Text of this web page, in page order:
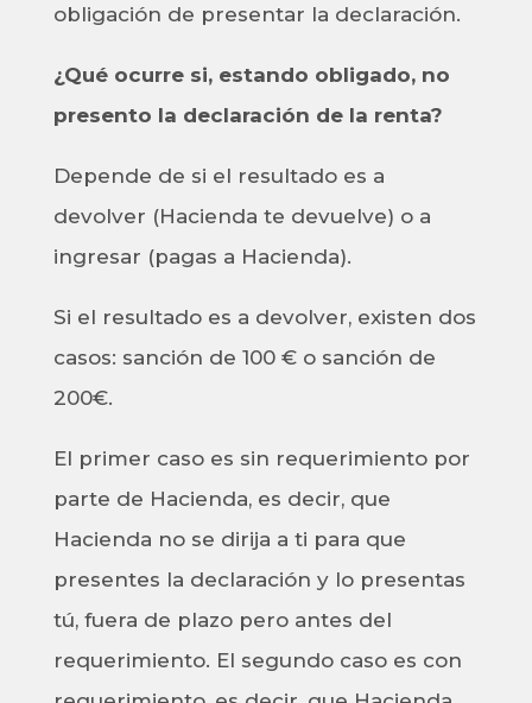
obligación de presentar la declaración.
¿Qué ocurre si, estando obligado, no
presento la declaración de la renta?
Depende de si el resultado es a
devolver (Hacienda te devuelve) o a
ingresar (pagas a Hacienda).
Si el resultado es a devolver, existen dos
casos: sanción de 100 € o sanción de
200€.
El primer caso es sin requerimiento por
parte de Hacienda, es decir, que
Hacienda no se dirija a ti para que
presentes la declaración y lo presentas
tú, fuera de plazo pero antes del
requerimiento. El segundo caso es con